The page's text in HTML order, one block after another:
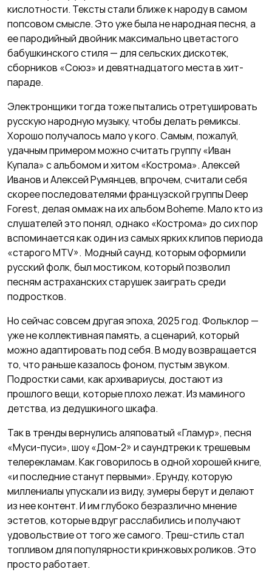
кислотности. Тексты стали ближе к народу в самом
попсовом смысле. Это уже была не народная песня, а
ее пародийный двойник максимально цветастого
бабушкинского стиля — для сельских дискотек,
сборников «Союз» и девятнадцатого места в хит-
параде.
Электронщики тогда тоже пытались отретушировать
русскую народную музыку, чтобы делать ремиксы.
Хорошо получалось мало у кого. Самым, пожалуй,
удачным примером можно считать группу «Иван
Купала» с альбомом и хитом «Кострома». Алексей
Иванов и Алексей Румянцев, впрочем, считали себя
скорее последователями французской группы Deep
Forest, делая оммаж на их альбом Boheme. Мало кто из
слушателей это понял, однако «Кострома» до сих пор
вспоминается как один из самых ярких клипов периода
«старого MTV». Модный саунд, которым оформили
русский фолк, был мостиком, который позволил
песням астраханских старушек заиграть среди
подростков.
Но сейчас совсем другая эпоха, 2025 год. Фольклор —
уже не коллективная память, а сценарий, который
можно адаптировать под себя. В моду возвращается
то, что раньше казалось фоном, пустым звуком.
Подростки сами, как архивариусы, достают из
прошлого вещи, которые плохо лежат. Из маминого
детства, из дедушкиного шкафа.
Так в тренды вернулись аляповатый «Гламур», песня
«Муси-пуси», шоу «Дом-2» и саундтреки к трешевым
телерекламам. Как говорилось в одной хорошей книге,
«и последние станут первыми». Ерунду, которую
миллениалы упускали из виду, зумеры берут и делают
из нее контент. И им глубоко безразлично мнение
эстетов, которые вдруг расслабились и получают
удовольствие от того же самого. Треш-стиль стал
топливом для популярности кринжовых роликов. Это
просто работает.